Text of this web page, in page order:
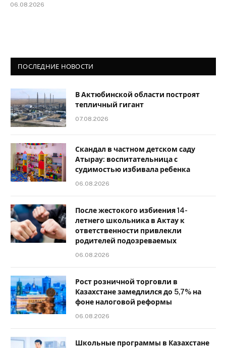
06.08.2026
ПОСЛЕДНИЕ НОВОСТИ
В Актюбинской области построят
тепличный гигант
07.08.2026
Скандал в частном детском саду
Атырау: воспитательница с
судимостью избивала ребенка
06.08.2026
После жестокого избиения 14-
летнего школьника в Актау к
ответственности привлекли
родителей подозреваемых
06.08.2026
Рост розничной торговли в
Казахстане замедлился до 5,7% на
фоне налоговой реформы
06.08.2026
Школьные программы в Казахстане